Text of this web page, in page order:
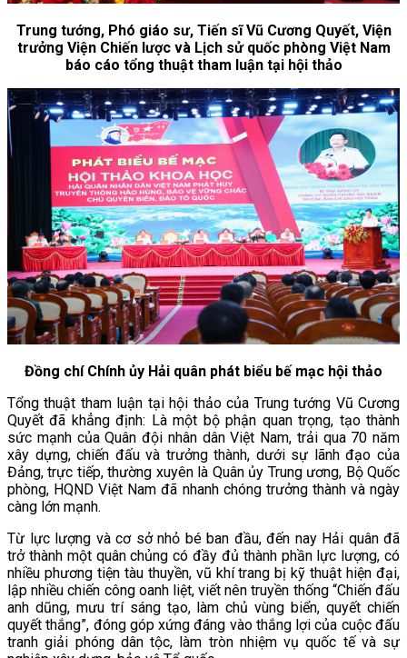
Trung tướng, Phó giáo sư, Tiến sĩ Vũ Cương Quyết, Viện
trưởng Viện Chiến lược và Lịch sử quốc phòng Việt Nam
báo cáo tổng thuật tham luận tại hội thảo
Đồng chí Chính ủy Hải quân phát biểu bế mạc hội thảo
Tổng thuật tham luận tại hội thảo của Trung tướng Vũ Cương
Quyết đã khẳng định: Là một bộ phận quan trọng, tạo thành
sức mạnh của Quân đội nhân dân Việt Nam, trải qua 70 năm
xây dựng, chiến đấu và trưởng thành, dưới sự lãnh đạo của
Đảng, trực tiếp, thường xuyên là Quân ủy Trung ương, Bộ Quốc
phòng, HQND Việt Nam đã nhanh chóng trưởng thành và ngày
càng lớn mạnh.
Từ lực lượng và cơ sở nhỏ bé ban đầu, đến nay Hải quân đã
trở thành một quân chủng có đầy đủ thành phần lực lượng, có
nhiều phương tiện tàu thuyền, vũ khí trang bị kỹ thuật hiện đại,
lập nhiều chiến công oanh liệt, viết nên truyền thống “Chiến đấu
anh dũng, mưu trí sáng tạo, làm chủ vùng biển, quyết chiến
quyết thắng”, đóng góp xứng đáng vào thắng lợi của cuộc đấu
tranh giải phóng dân tộc, làm tròn nhiệm vụ quốc tế và sự